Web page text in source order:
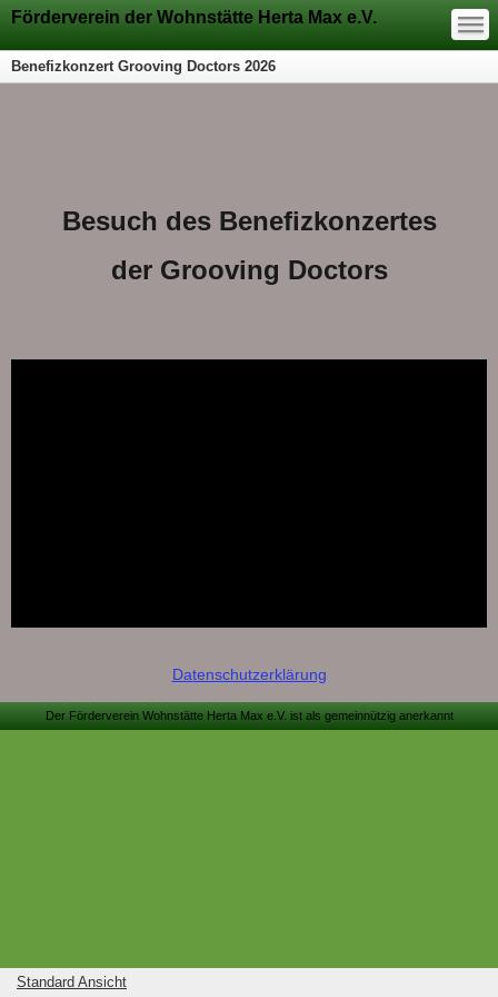
Förderverein der Wohnstätte Herta Max e.V. —
—
—
Benefizkonzert Grooving Doctors 2026
Besuch des Benefizkonzertes
der Grooving Doctors
Datenschutzerklärung
Der Förderverein Wohnstätte Herta Max e.V. ist als gemeinnützig anerkannt
Standard Ansicht